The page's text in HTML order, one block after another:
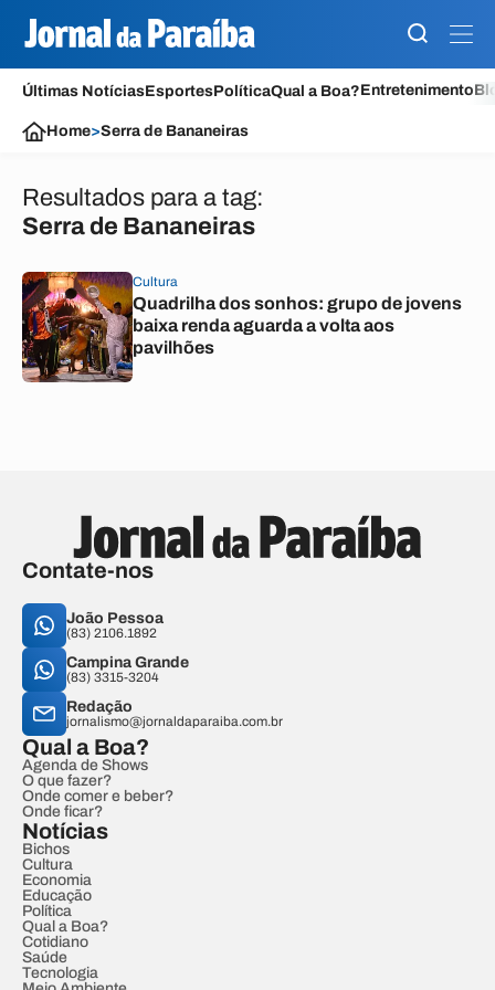
Últimas NotíciasEsportesPolíticaQual a Boa?Entretenimento
Home>Serra de Bananeiras
Resultados para a tag:
Serra de Bananeiras
Cultura
Quadrilha dos sonhos: grupo de jovens
baixa renda aguarda a volta aos
pavilhões
Contate-nos
João Pessoa
(83) 2106.1892
Campina Grande
(83) 3315-3204
Redação
jornalismo@jornaldaparaiba.com.br
Qual a Boa?
Agenda de Shows
O que fazer?
Onde comer e beber?
Onde ficar?
Notícias
Bichos
Cultura
Economia
Educação
Política
Qual a Boa?
Cotidiano
Saúde
Tecnologia